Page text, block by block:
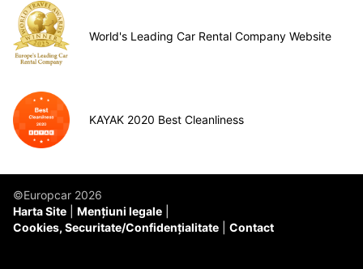
World's Leading Car Rental Company Website
KAYAK 2020 Best Cleanliness
©Europcar 2026
Harta Site
Mențiuni legale
Cookies, Securitate/Confidențialitate
Contact